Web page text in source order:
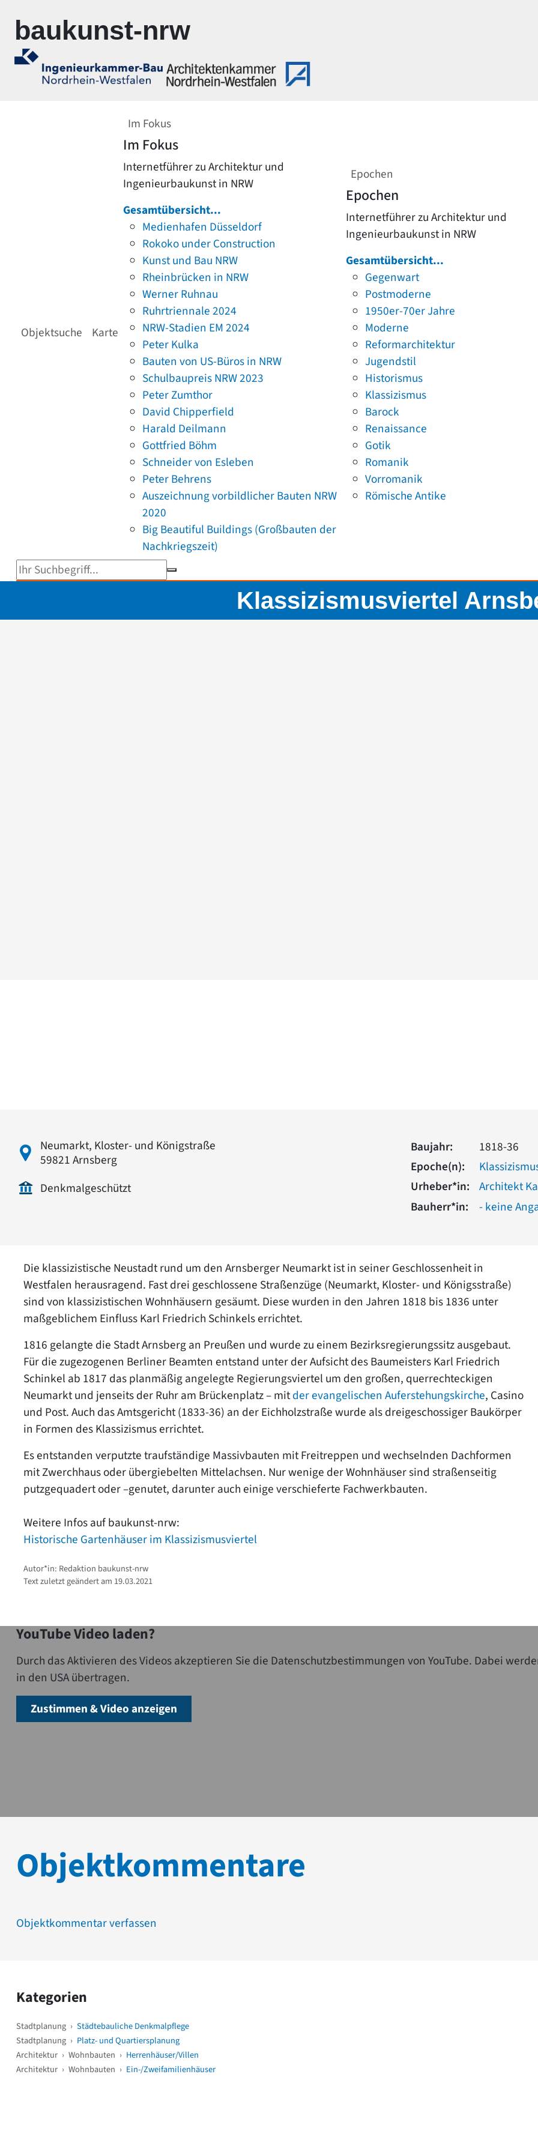
baukunst-nrw
Objektsuche Karte
Im Fokus
Im Fokus
Internetführer zu Architektur und
Ingenieurbaukunst in NRW
Gesamtübersicht...
Medienhafen Düsseldorf
Rokoko under Construction
Kunst und Bau NRW
Rheinbrücken in NRW
Werner Ruhnau
Ruhrtriennale 2024
NRW-Stadien EM 2024
Peter Kulka
Bauten von US-Büros in NRW
Schulbaupreis NRW 2023
Peter Zumthor
David Chipperfield
Harald Deilmann
Gottfried Böhm
Schneider von Esleben
Peter Behrens
Auszeichnung vorbildlicher Bauten NRW
2020
Big Beautiful Buildings (Großbauten der
Nachkriegszeit)
Epochen
Epochen
Internetführer zu Architektur und
Ingenieurbaukunst in NRW
Gesamtübersicht...
Gegenwart
Postmoderne
1950er-70er Jahre
Moderne
Reformarchitektur
Jugendstil
Historismus
Klassizismus
Barock
Renaissance
Gotik
Romanik
Vorromanik
Römische Antike
Suchbegriff eingeben
Klassizismusviertel
Neumarkt, Kloster- und Königstraße
59821 Arnsberg
Denkmalgeschützt
Baujahr:
1818-36
Epoche(n):
Urheber*in:
Architekt
Bauherr*in:
- keine
Die klassizistische Neustadt rund um den Arnsberger Neumarkt ist in seiner Geschlossenheit in
Westfalen herausragend. Fast drei geschlossene Straßenzüge (Neumarkt, Kloster- und Königsstraße)
sind von klassizistischen Wohnhäusern gesäumt. Diese wurden in den Jahren 1818 bis 1836 unter
maßgeblichem Einfluss Karl Friedrich Schinkels errichtet.
1816 gelangte die Stadt Arnsberg an Preußen und wurde zu einem Bezirksregierungssitz ausgebaut.
Für die zugezogenen Berliner Beamten entstand unter der Aufsicht des Baumeisters Karl Friedrich
Schinkel ab 1817 das planmäßig angelegte Regierungsviertel um den großen, querrechteckigen
Neumarkt und jenseits der Ruhr am Brückenplatz – mitder evangelischen Auferstehungskirche, Casino
und Post. Auch das Amtsgericht (1833-36) an der Eichholzstraße wurde als dreigeschossiger Baukörper
in Formen des Klassizismus errichtet.
Es entstanden verputzte traufständige Massivbauten mit Freitreppen und wechselnden Dachformen
mit Zwerchhaus oder übergiebelten Mittelachsen. Nur wenige der Wohnhäuser sind straßenseitig
putzgequadert oder –genutet, darunter auch einige verschieferte Fachwerkbauten.
Weitere Infos auf baukunst-nrw:
Historische Gartenhäuser im Klassizismusviertel
Autor*in: Redaktion baukunst-nrw
Text zuletzt geändert am 19.03.2021
YouTube Video laden?
Durch das Aktivieren des Videos akzeptieren Sie die Datenschutzbestimmungen von YouTube. Dabei
in den USA übertragen.
Zustimmen & Video anzeigen
Objektkommentare
Objektkommentar verfassen
Kategorien
Stadtplanung › Städtebauliche Denkmalpflege
Stadtplanung › Platz- und Quartiersplanung
Architektur › Wohnbauten › Herrenhäuser/Villen
Architektur › Wohnbauten › Ein-/Zweifamilienhäuser